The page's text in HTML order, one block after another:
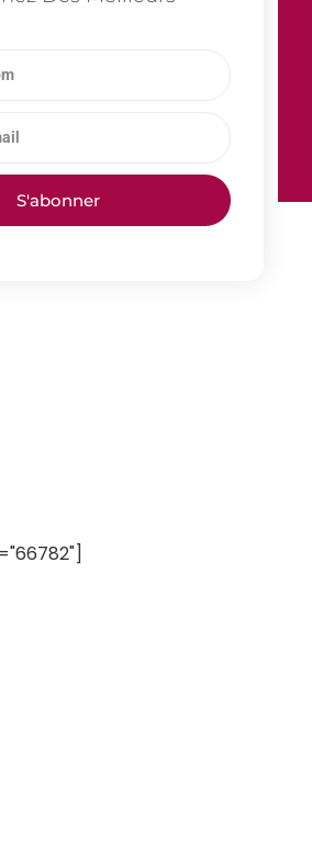
S'abonner